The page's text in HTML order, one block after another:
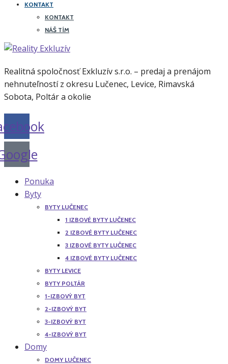
KONTAKT
KONTAKT
NÁŠ TÍM
Realitná spoločnosť Exkluzív s.r.o. – predaj a prenájom
nehnuteľností z okresu Lučenec, Levice, Rimavská
Sobota, Poltár a okolie
Ponuka
Byty
BYTY LUČENEC
1 IZBOVÉ BYTY LUČENEC
2 IZBOVÉ BYTY LUČENEC
3 IZBOVÉ BYTY LUČENEC
4 IZBOVÉ BYTY LUČENEC
BYTY LEVICE
BYTY POLTÁR
1-IZBOVÝ BYT
2-IZBOVÝ BYT
3-IZBOVÝ BYT
4-IZBOVÝ BYT
Domy
DOMY LUČENEC